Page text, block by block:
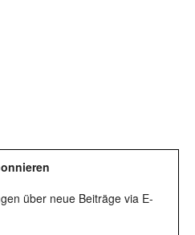
über neue Beiträge via E-